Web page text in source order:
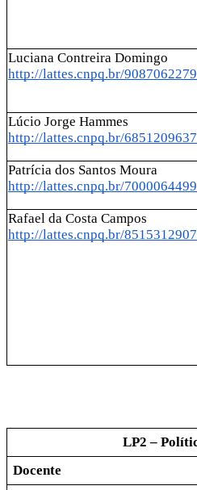
http://lattes.cnpq.br/
Lúcio Jorge Hammes
http://lattes.cnpq.br/
Patrícia dos Santos Moura
http://lattes.cnpq.br/
Rafael da Costa Campos
http://lattes.cnpq.br/
LP2 –
Docente